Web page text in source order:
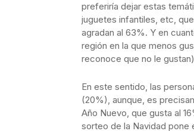
preferiría dejar estas
juguetes infantiles, etc,
agradan al 63%. Y en
región en la que menos
reconoce que no le
En este sentido, las
(20%), aunque, es
Año Nuevo, que gusta al
sorteo de la Navidad pone